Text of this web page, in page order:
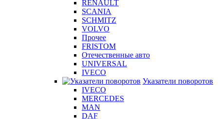
RENAULT
SCANIA
SCHMITZ
VOLVO
Прочее
FRISTOM
Отечественные авто
UNIVERSAL
IVECO
Указатели поворотов
IVECO
MERCEDES
MAN
DAF